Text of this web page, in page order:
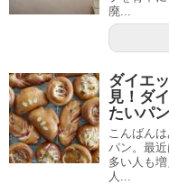
廃...
ダイエ
見！ダ
たいパン
こんばん
パン。最
多い人も
人...